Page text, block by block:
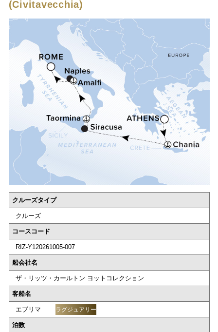
(Civitavecchia)
クルーズタイプ
クルーズ
コースコード
RIZ-Y120261005-007
船会社名
ザ・リッツ・カールトン ヨットコレクション
客船名
エブリマ ラグジュアリー
泊数